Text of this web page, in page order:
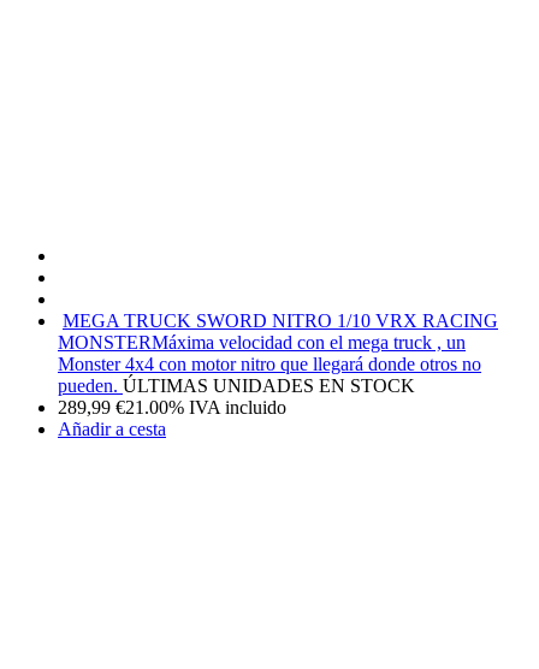
MEGA TRUCK SWORD NITRO 1/10 VRX RACING
MONSTERMáxima velocidad con el mega truck , un
Monster 4x4 con motor nitro que llegará donde otros no
pueden. ÚLTIMAS UNIDADES EN STOCK
289,99 €21.00% IVA incluido
Añadir a cesta